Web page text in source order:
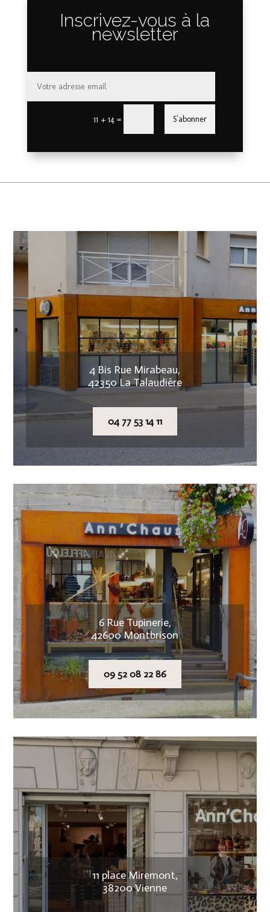
Inscrivez-vous à la
newsletter
11 + 14= S'abonner
4 Bis Rue Mirabeau,
42350 La Talaudière
04 77 53 14 11
6 Rue Tupinerie,
42600 Montbrison
09 52 08 22 86
11 place Miremont,
38200 Vienne